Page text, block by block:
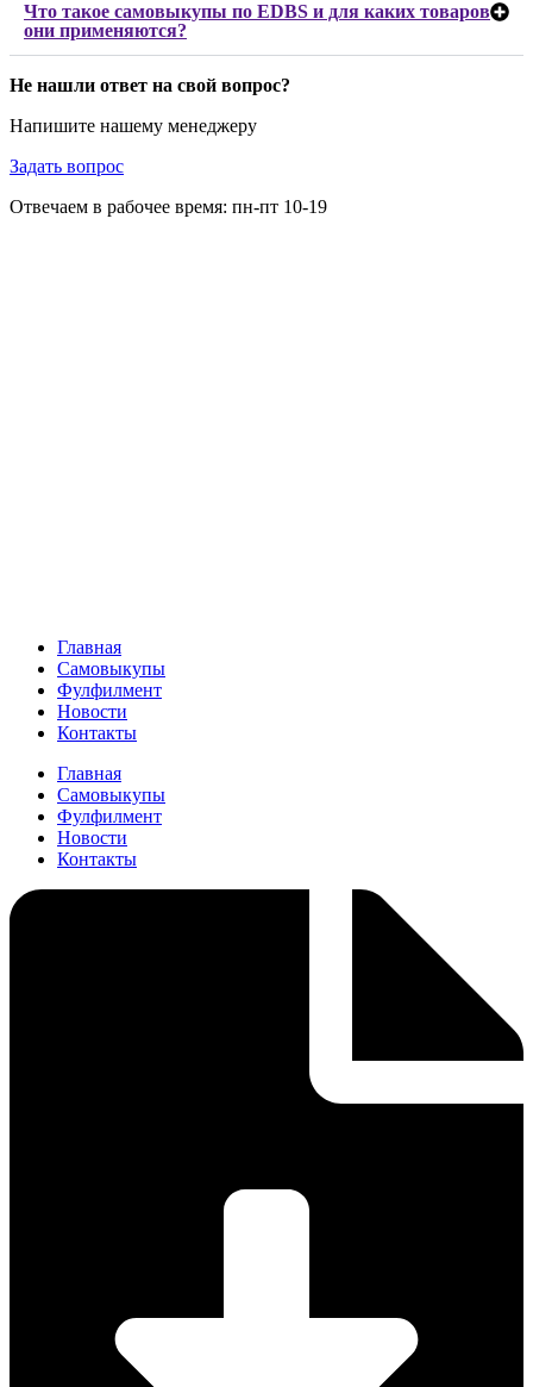
Что такое самовыкупы по EDBS и для каких товаров
они применяются?
Не нашли ответ на свой вопрос?
Напишите нашему менеджеру
Задать вопрос
Отвечаем в рабочее время: пн-пт 10-19
Главная
Самовыкупы
Фулфилмент
Новости
Контакты
Главная
Самовыкупы
Фулфилмент
Новости
Контакты